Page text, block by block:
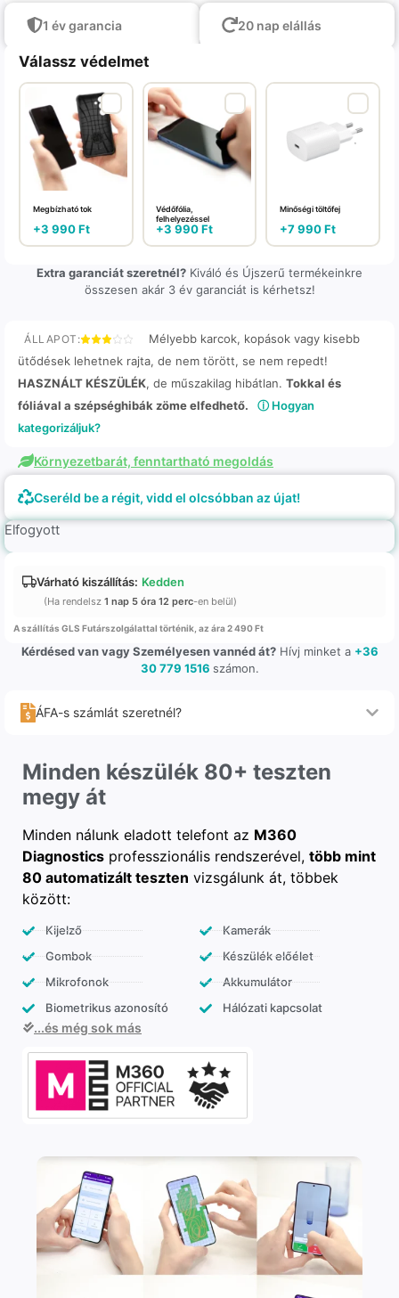
1 év garancia 20 nap elállás
Válassz védelmet
Megbízható tok
+3 990Ft
Védőfólia,
felhelyezéssel
+3 990Ft
Minőségi töltőfej
+7 990Ft
Extra garanciát szeretnél? Kiváló és Újszerű termékeinkre
összesen akár 3 év garanciát is kérhetsz!
ÁLLAPOT:
Mélyebb karcok, kopások vagy kisebb
ütődések lehetnek rajta, de nem törött, se nem repedt!
HASZNÁLT KÉSZÜLÉK, de műszakilag hibátlan. Tokkal és
fóliával a szépséghibák zöme elfedhető.
ⓘ Hogyan
kategorizáljuk?
Környezetbarát, fenntartható megoldás
Cseréld be a régit, vidd el olcsóbban az újat!
Elfogyott
Várható kiszállítás: Kedden
(Ha rendelsz 1 nap 5 óra 12 perc-en belül)
A szállítás GLS Futárszolgálattal történik, az ára 2 490 Ft
Kérdésed van vagy Személyesen vannéd át?Hívj minket a +36
30 779 1516 számon.
ÁFA-s számlát szeretnél?
Minden készülék 80+ teszten
megy át
Minden nálunk eladott telefont az M360
Diagnostics professzionális rendszerével, több mint
80 automatizált teszten vizsgálunk át, többek
között:
Kijelző
Gombok
Mikrofonok
Biometrikus azonosító
Kamerák
Készülék előélet
Akkumulátor
Hálózati kapcsolat
...és még sok más